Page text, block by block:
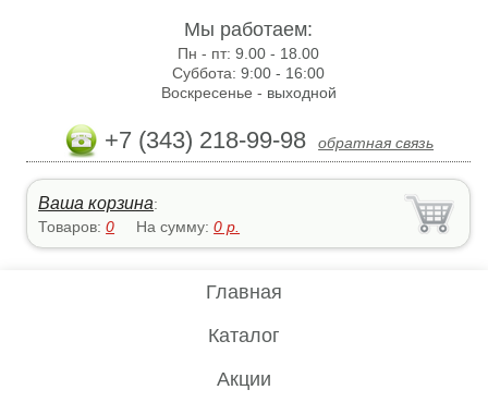
Мы работаем:
Пн - пт:9.00 - 18.00
Суббота:9:00 - 16:00
Воскресенье - выходной
+7 (343) 218-99-98 обратная связь
Ваша корзина:
Товаров:0 На сумму:0 р.
Главная
Каталог
Акции